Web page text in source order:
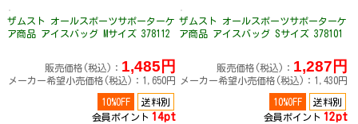
ザムスト オールスポーツサポーターケ
ア商品 アイスバッグ Mサイズ 378112
販売価格(税込)： 1,485円
メーカー希望小売価格(税込)：1,650円
10%OFF
送料別
会員ポイント 14pt
ザムスト オールスポーツサポーターケ
ア商品 アイスバッグ Sサイズ 378101
販売価格(税込)： 1,287円
メーカー希望小売価格(税込)：1,430円
10%OFF
送料別
会員ポイント 12pt